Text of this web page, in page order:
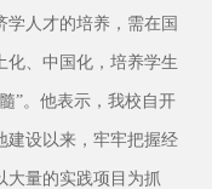
学人才的培养，需在国
化、中国化，培养学生
”。他表示，我校自开
建设以来，牢牢把握经
大量的实践项目为抓